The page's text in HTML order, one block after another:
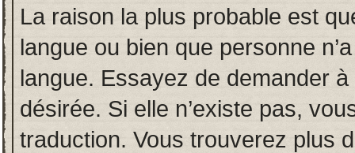
La raison la plus probable est
langue ou bien que personne
langue. Essayez de demander à
désirée. Si elle n’existe pas,
traduction. Vous trouverez plus